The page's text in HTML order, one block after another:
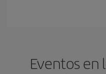
Eventos en